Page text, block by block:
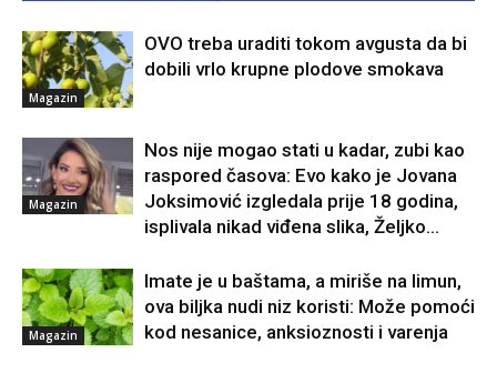
Magazin
OVO treba uraditi tokom avgusta da bi
dobili vrlo krupne plodove smokava
Magazin
Nos nije mogao stati u kadar, zubi kao
raspored časova: Evo kako je Jovana
Joksimović izgledala prije 18 godina,
isplivala nikad viđena slika, Željko...
Magazin
Imate je u baštama, a miriše na limun,
ova biljka nudi niz koristi: Može pomoći
kod nesanice, anksioznosti i varenja